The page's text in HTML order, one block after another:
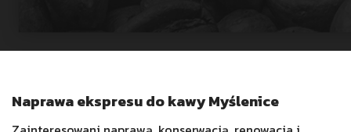
Naprawa ekspresu do kawy Myślenice